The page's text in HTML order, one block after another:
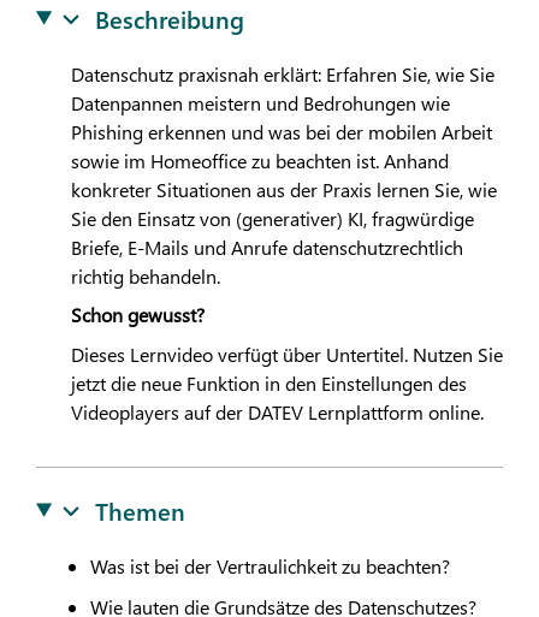
Beschreibung
Datenschutz praxisnah erklärt: Erfahren Sie, wie Sie
Datenpannen meistern und Bedrohungen wie
Phishing erkennen und was bei der mobilen Arbeit
sowie im Homeoffice zu beachten ist. Anhand
konkreter Situationen aus der Praxis lernen Sie, wie
Sie den Einsatz von (generativer) KI, fragwürdige
Briefe, E-Mails und Anrufe datenschutzrechtlich
richtig behandeln.
Schon gewusst?
Dieses Lernvideo verfügt über Untertitel. Nutzen Sie
jetzt die neue Funktion in den Einstellungen des
Videoplayers auf der DATEVLernplattform online.
Themen
Was ist bei der Vertraulichkeit zu beachten?
Wie lauten die Grundsätze des Datenschutzes?